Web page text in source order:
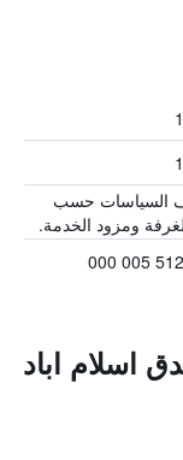
السياسات حسب
ومزود الخدمة.
اسلام اباد